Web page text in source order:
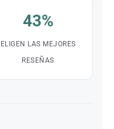
43%
ELIGEN LAS MEJORES
RESEÑAS